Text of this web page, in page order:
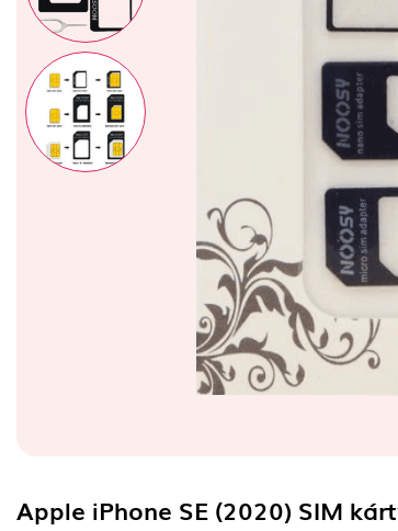
Apple iPhone SE (2020) SIM